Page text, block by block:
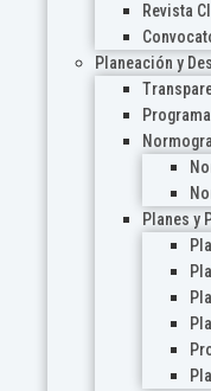
Revista
Planeación y
Planes y